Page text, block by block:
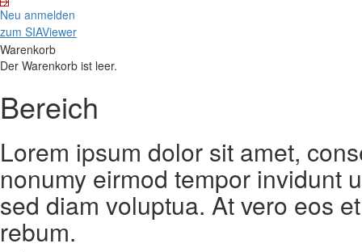
Neu anmelden
zum SIAViewer
Warenkorb
Der Warenkorb ist leer.
Bereich
Lorem ipsum dolor sit amet,
nonumy eirmod tempor invidunt
sed diam voluptua. At vero eos
rebum.